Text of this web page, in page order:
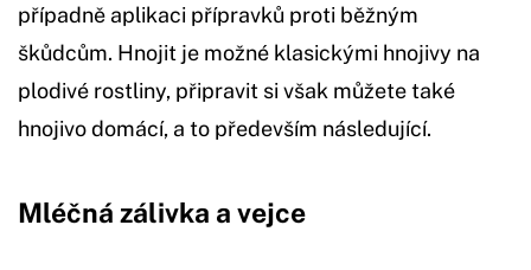
případně aplikaci přípravků proti běžným
škůdcům. Hnojit je možné klasickými hnojivy na
plodivé rostliny, připravit si však můžete také
hnojivo domácí, a to především následující.
Mléčná zálivka a vejce